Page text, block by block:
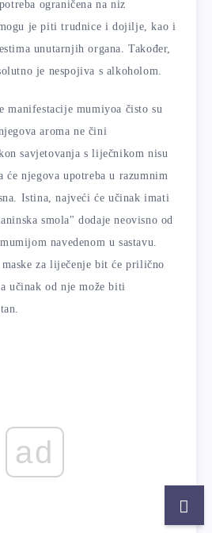
ograničena na niz
je piti trudnice i dojilje, kao i
unutarnjih organa. Također,
je nespojiva s alkoholom.
manifestacije mumiyoa čisto su
aroma ne čini
savjetovanja s liječnikom nisu
će njegova upotreba u razumnim
Istina, najveći će učinak imati
smola" dodaje neovisno od
navedenom u sastavu.
za liječenje bit će prilično
učinak od nje može biti
ad